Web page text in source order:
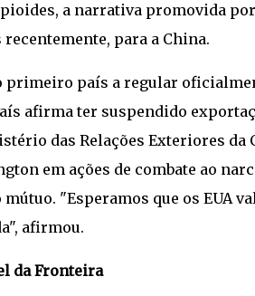
a narrativa promovida
para a China.
primeiro país a regular
afirma ter suspendido
das Relações Exteriores da
em ações de combate ao
"Esperamos que os EUA
afirmou.
da Fronteira